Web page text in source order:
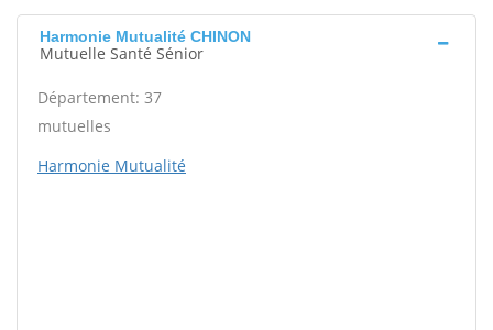
Harmonie Mutualité CHINON
Mutuelle Santé Sénior
Département: 37
mutuelles
Harmonie Mutualité